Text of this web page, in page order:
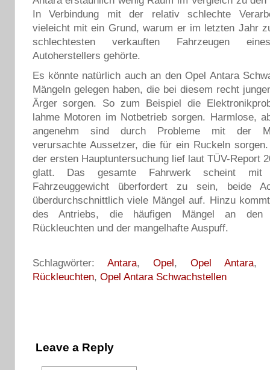
In Verbindung mit der relativ schlechte
vieleicht mit ein Grund, warum er im letzten Jahr
schlechtesten verkauften Fahrzeugen
Autoherstellers gehörte.
Es könnte natürlich auch an den Opel Antara
Mängeln gelegen haben, die bei diesem recht
Ärger sorgen. So zum Beispiel die
lahme Motoren im Notbetrieb sorgen. Harmlose,
angenehm sind durch Probleme mit der
verursachte Aussetzer, die für ein Ruckeln
der ersten Hauptuntersuchung lief laut TÜV-Report
glatt. Das gesamte Fahrwerk scheint mit
Fahrzeuggewicht überfordert zu sein, beide
überdurchschnittlich viele Mängel auf. Hinzu
des Antriebs, die häufigen Mängel an den
Rückleuchten und der mangelhafte Auspuff.
Schlagwörter: Antara, Opel,Opel Antara,
Rückleuchten, Opel Antara Schwachstellen
Leave a Reply